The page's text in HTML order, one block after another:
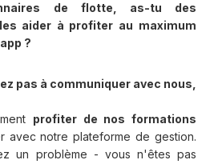
de flotte, as-tu des
aider à profiter au maximum
?
pas à communiquer avec nous,
profiter de nos formations
avec notre plateforme de gestion.
un problème - vous n'êtes pas